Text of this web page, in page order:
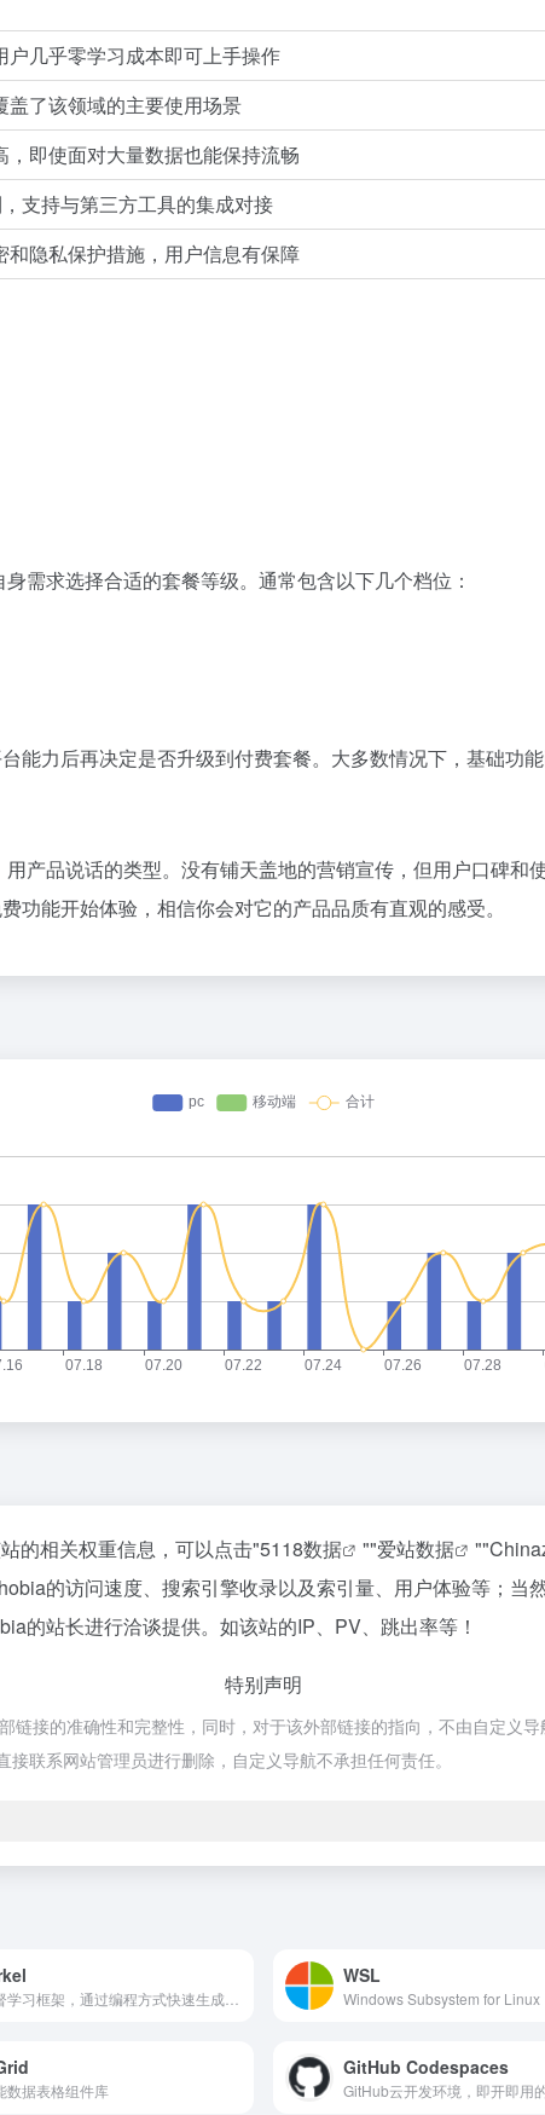
户几乎零学习成本即可上手操作
盖了该领域的主要使用场景
即使面对大量数据也能保持流畅
支持与第三方工具的集成对接
和隐私保护措施，用户信息有保障
需求选择合适的套餐等级。通常包含以下几个档位：
能力后再决定是否升级到付费套餐。大多数情况下，基础功
产品说话的类型。没有铺天盖地的营销宣传，但用户口碑和
能开始体验，相信你会对它的产品品质有直观的感受。
的相关权重信息，可以点击"5118数据 ""爱站数据 ""
的访问速度、搜索引擎收录以及索引量、用户体验等；当
的站长进行洽谈提供。如该站的IP、PV、跳出率等！
特别声明
接的准确性和完整性，同时，对于该外部链接的指向，不由自定义
联系网站管理员进行删除，自定义导航不承担任何责任。
WSL
Windows Subsystem for Linux
数据表格组件库
GitHub Codespaces
GitHub云开发环境，即开即用